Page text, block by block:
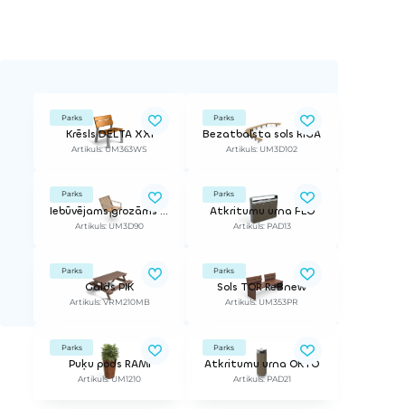
Parks
Krēsls DELTA XXI
Artikuls: UM363WS
Parks
Bezatbalsta sols RĪGA
Artikuls: UM3D102
Parks
Iebūvējams grozāms krēsls PIRO
Artikuls: UM3D90
Parks
Atkritumu urna FLO
Artikuls: PAD13
Parks
Galds PIK
Artikuls: VRM210MB
Parks
Sols TOR ReBnew
Artikuls: UM353PR
Parks
Puķu pods RAMI
Artikuls: UM1210
Parks
Atkritumu urna OKTO
Artikuls: PAD21